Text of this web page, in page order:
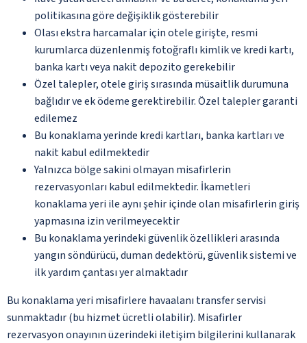
politikasına göre değişiklik gösterebilir
Olası ekstra harcamalar için otele girişte, resmi
kurumlarca düzenlenmiş fotoğraflı kimlik ve kredi kartı,
banka kartı veya nakit depozito gerekebilir
Özel talepler, otele giriş sırasında müsaitlik durumuna
bağlıdır ve ek ödeme gerektirebilir. Özel talepler garanti
edilemez
Bu konaklama yerinde kredi kartları, banka kartları ve
nakit kabul edilmektedir
Yalnızca bölge sakini olmayan misafirlerin
rezervasyonları kabul edilmektedir. İkametleri
konaklama yeri ile aynı şehir içinde olan misafirlerin giriş
yapmasına izin verilmeyecektir
Bu konaklama yerindeki güvenlik özellikleri arasında
yangın söndürücü, duman dedektörü, güvenlik sistemi ve
ilk yardım çantası yer almaktadır
Bu konaklama yeri misafirlere havaalanı transfer servisi
sunmaktadır (bu hizmet ücretli olabilir). Misafirler
rezervasyon onayının üzerindeki iletişim bilgilerini kullanarak